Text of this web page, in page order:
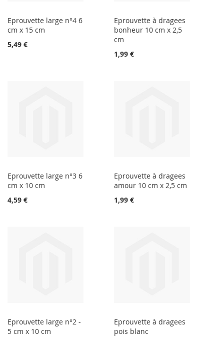
Eprouvette large n°4 6
cm x 15 cm
5,49 €
Eprouvette à dragees
bonheur 10 cm x 2,5
cm
1,99 €
Eprouvette large n°3 6
cm x 10 cm
4,59 €
Eprouvette à dragees
amour 10 cm x 2,5 cm
1,99 €
Eprouvette large n°2 -
5 cm x 10 cm
Eprouvette à dragees
pois blanc